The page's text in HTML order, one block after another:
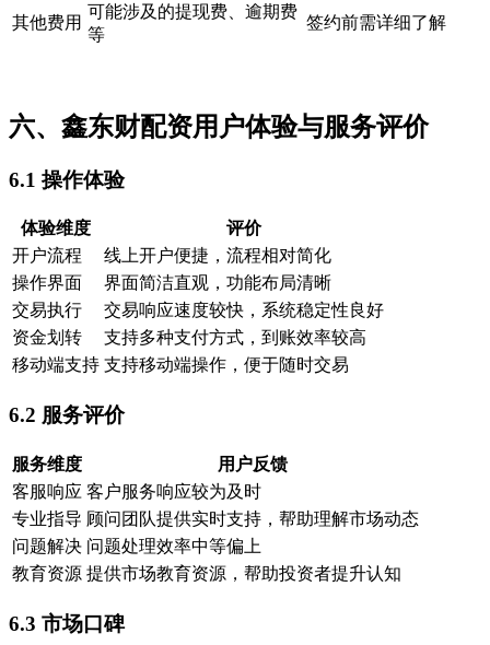
其他费用
可能涉及的提现费、逾期费
等
签约前需详细了解
六、鑫东财配资用户体验与服务评价
6.1 操作体验
体验维度
评价
开户流程
线上开户便捷，流程相对简化
操作界面
界面简洁直观，功能布局清晰
交易执行
交易响应速度较快，系统稳定性良好
资金划转
支持多种支付方式，到账效率较高
移动端支持 支持移动端操作，便于随时交易
6.2 服务评价
服务维度
用户反馈
客服响应 客户服务响应较为及时
专业指导 顾问团队提供实时支持，帮助理解市场动态
问题解决 问题处理效率中等偏上
教育资源 提供市场教育资源，帮助投资者提升认知
6.3 市场口碑